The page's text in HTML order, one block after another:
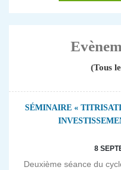
(Tous
SÉMINAIRE «
8
Deuxième séance du